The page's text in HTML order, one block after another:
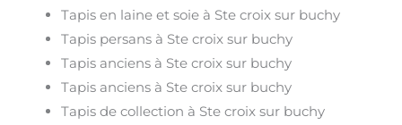
Tapis en laine et soie à Ste croix sur buchy
Tapis persans à Ste croix sur buchy
Tapis anciens à Ste croix sur buchy
Tapis anciens à Ste croix sur buchy
Tapis de collection à Ste croix sur buchy